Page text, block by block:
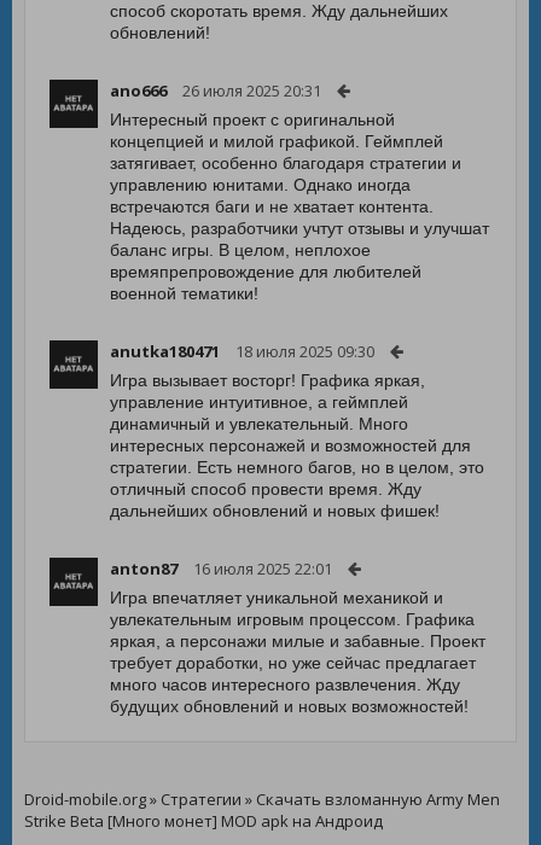
способ скоротать время. Жду дальнейших
обновлений!
ano666 26 июля 2025 20:31
Интересный проект с оригинальной
концепцией и милой графикой. Геймплей
затягивает, особенно благодаря стратегии и
управлению юнитами. Однако иногда
встречаются баги и не хватает контента.
Надеюсь, разработчики учтут отзывы и улучшат
баланс игры. В целом, неплохое
времяпрепровождение для любителей
военной тематики!
anutka180471 18 июля 2025 09:30
Игра вызывает восторг! Графика яркая,
управление интуитивное, а геймплей
динамичный и увлекательный. Много
интересных персонажей и возможностей для
стратегии. Есть немного багов, но в целом, это
отличный способ провести время. Жду
дальнейших обновлений и новых фишек!
anton87 16 июля 2025 22:01
Игра впечатляет уникальной механикой и
увлекательным игровым процессом. Графика
яркая, а персонажи милые и забавные. Проект
требует доработки, но уже сейчас предлагает
много часов интересного развлечения. Жду
будущих обновлений и новых возможностей!
Droid-mobile.org» Стратегии » Скачать взломанную Army Men
Strike Beta [Много монет] MOD apk на Андроид